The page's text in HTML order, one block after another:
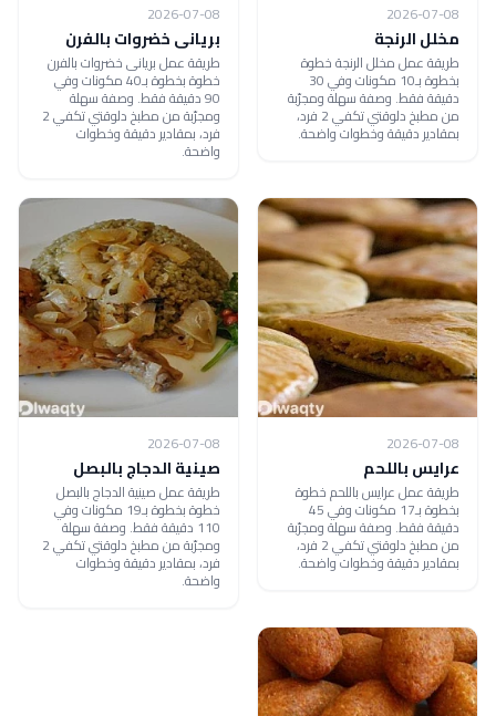
2026-07-08
مخلل الرنجة
طريقة عمل مخلل الرنجة خطوة
بخطوة بـ10 مكونات وفي 30
دقيقة فقط. وصفة سهلة ومجرّبة
من مطبخ دلوقتي تكفي 2 فرد،
بمقادير دقيقة وخطوات واضحة.
2026-07-08
بريانى خضروات بالفرن
طريقة عمل بريانى خضروات بالفرن
خطوة بخطوة بـ40 مكونات وفي
90 دقيقة فقط. وصفة سهلة
ومجرّبة من مطبخ دلوقتي تكفي 2
فرد، بمقادير دقيقة وخطوات
واضحة.
2026-07-08
عرايس باللحم
طريقة عمل عرايس باللحم خطوة
بخطوة بـ17 مكونات وفي 45
دقيقة فقط. وصفة سهلة ومجرّبة
من مطبخ دلوقتي تكفي 2 فرد،
بمقادير دقيقة وخطوات واضحة.
2026-07-08
صينية الدجاج بالبصل
طريقة عمل صينية الدجاج بالبصل
خطوة بخطوة بـ19 مكونات وفي
110 دقيقة فقط. وصفة سهلة
ومجرّبة من مطبخ دلوقتي تكفي 2
فرد، بمقادير دقيقة وخطوات
واضحة.